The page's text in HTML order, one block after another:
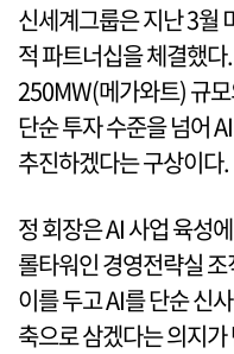
신세계그룹은 지난 3월
적 파트너십을 체결했
250MW(메가와트) 규
단순 투자 수준을 넘어
추진하겠다는 구상이다.
정 회장은 AI 사업 육성
롤타워인 경영전략실
이를 두고 AI를 단순 신
축으로 삼겠다는 의지